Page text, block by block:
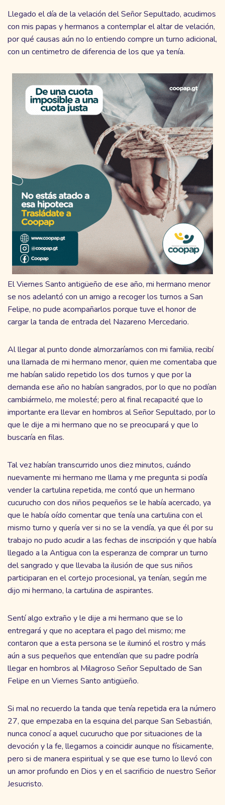
Llegado el día de la velación del Señor Sepultado, acudimos
con mis papas y hermanos a contemplar el altar de velación,
por qué causas aún no lo entiendo compre un turno adicional,
con un centimetro de diferencia de los que ya tenía.
El Viernes Santo antigüeño de ese año, mi hermano menor
se nos adelantó con un amigo a recoger los turnos a San
Felipe, no pude acompañarlos porque tuve el honor de
cargar la tanda de entrada del Nazareno Mercedario.
Al llegar al punto donde almorzaríamos con mi familia, recibí
una llamada de mi hermano menor, quien me comentaba que
me habían salido repetido los dos turnos y que por la
demanda ese año no habían sangrados, por lo que no podían
cambiármelo, me molesté; pero al final recapacité que lo
importante era llevar en hombros al Señor Sepultado, por lo
que le dije a mi hermano que no se preocupará y que lo
buscaría en filas.
Tal vez habían transcurrido unos diez minutos, cuándo
nuevamente mi hermano me llama y me pregunta si podía
vender la cartulina repetida, me contó que un hermano
cucurucho con dos niños pequeños se le había acercado, ya
que le había oído comentar que tenía una cartulina con el
mismo turno y quería ver si no se la vendía, ya que él por su
trabajo no pudo acudir a las fechas de inscripción y que había
llegado a la Antigua con la esperanza de comprar un turno
del sangrado y que llevaba la ilusión de que sus niños
participaran en el cortejo procesional, ya tenían, según me
dijo mi hermano, la cartulina de aspirantes.
Sentí algo extraño y le dije a mi hermano que se lo
entregará y que no aceptara el pago del mismo; me
contaron que a esta persona se le iluminó el rostro y más
aún a sus pequeños que entendían que su padre podría
llegar en hombros al Milagroso Señor Sepultado de San
Felipe en un Viernes Santo antigüeño.
Si mal no recuerdo la tanda que tenía repetida era la número
27, que empezaba en la esquina del parque San Sebastián,
nunca conocí a aquel cucurucho que por situaciones de la
devoción y la fe, llegamos a coincidir aunque no físicamente,
pero si de manera espiritual y se que ese turno lo llevó con
un amor profundo en Dios y en el sacrificio de nuestro Señor
Jesucristo.